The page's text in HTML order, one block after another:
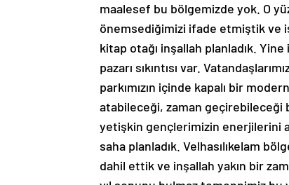
maalesef bu bölgemizde yok. O
önemsediğimizi ifade etmiştik ve
kitap otağı inşallah planladık.
pazarı sıkıntısı var.
parkımızın içinde kapalı bir
atabileceği, zaman geçirebileceği
yetişkin gençlerimizin enerjilerini
saha planladık. Velhasılıkelam
dahil ettik ve inşallah yakın bir